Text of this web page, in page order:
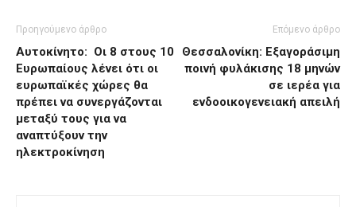
Προηγούμενο άρθρο
Αυτοκίνητο: Οι 8 στους 10
Ευρωπαίους λένει ότι οι
ευρωπαϊκές χώρες θα
πρέπει να συνεργάζονται
μεταξύ τους για να
αναπτύξουν την
ηλεκτροκίνηση
Επόμενο άρθρο
Θεσσαλονίκη: Εξαγοράσιμη
ποινή φυλάκισης 18 μηνών
σε ιερέα για
ενδοοικογενειακή απειλή